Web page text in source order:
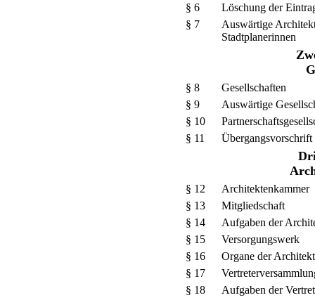
§ 6
Löschung der
§ 7
Auswärtige
Stadtplanerinnen
§ 8
Gesellschaften
§ 9
Auswärtige
§ 10
§ 11
Übergangsvorschrift
§ 12
Architektenkammer
§ 13
Mitgliedschaft
§ 14
Aufgaben der
§ 15
Versorgungswerk
§ 16
Organe der
§ 17
§ 18
Aufgaben der